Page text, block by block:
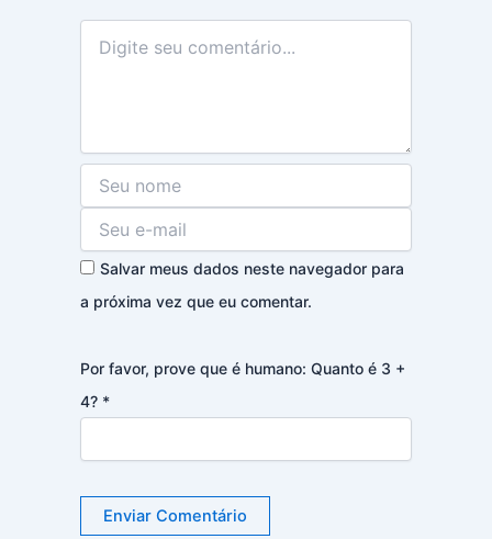
Salvar meus dados neste navegador para
a próxima vez que eu comentar.
Por favor, prove que é humano: Quanto é 3 +
4? *